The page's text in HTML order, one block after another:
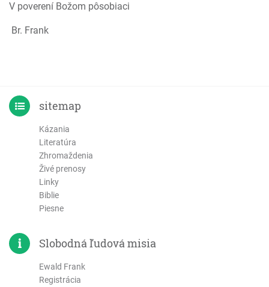
V poverení Božom pôsobiaci
Br. Frank
sitemap
Kázania
Literatúra
Zhromaždenia
Živé prenosy
Linky
Biblie
Piesne
Slobodná ľudová misia
Ewald Frank
Registrácia